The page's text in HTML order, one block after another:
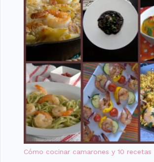
Cómo cocinar camarones y 10 recetas